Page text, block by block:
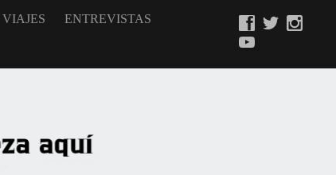
VIAJES ENTREVISTAS